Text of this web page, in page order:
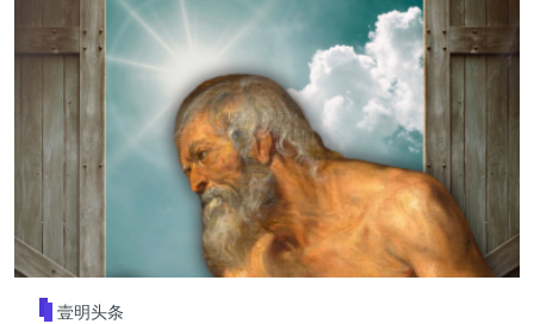
壹明头条